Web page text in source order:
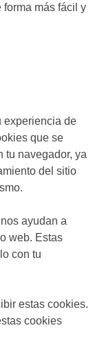
forma más fácil y
experiencia de
que se
tu navegador, ya
del sitio
ayudan a
web. Estas
con tu
estas cookies.
cookies